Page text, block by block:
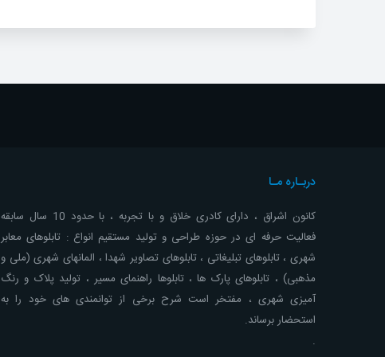
دربـاره مـا
کانون اشراق ، دارای کادری خلاق و با تجربه ، با حدود 10 سال سابقه
فعالیت حرفه ای در حوزه طراحی و تولید مستقیم انواع : تابلوهای معابر
شهری ، تابلوهای تبلیغاتی ، تابلوهای تصاویر شهدا ، المانهای شهری (ملی و
مذهبی) ، تابلوهای پارک ها ، تابلوها راهنمای مسیر ، تولید پلاک و رنگ
آمیزی شهری ، مفتخر است شرح برخی از توانمندی های خود را به
استحضار برساند.
.